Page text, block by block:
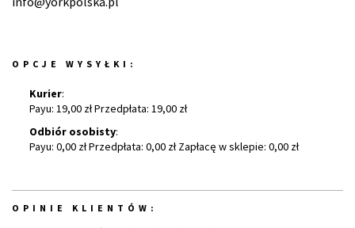
OPCJE WYSYŁKI:
Kurier:
Payu: 19,00 zł Przedpłata: 19,00 zł
Odbiór osobisty:
Payu: 0,00 zł Przedpłata: 0,00 zł Zapłacę w sklepie: 0,00 zł
OPINIE KLIENTÓW: